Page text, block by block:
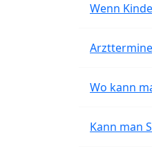
Wenn
Wo kann
Kann man